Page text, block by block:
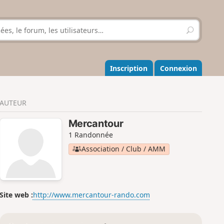
R
e
h
e
r
r
Inscription Connexion
AUTEUR
Mercantour
1 Randonnée
Association / Club / AMM
Site web :http://www.mercantour-rando.com